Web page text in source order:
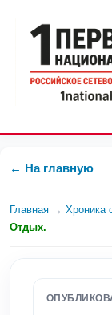
← На главную
Главная → Хроника
Отдых.